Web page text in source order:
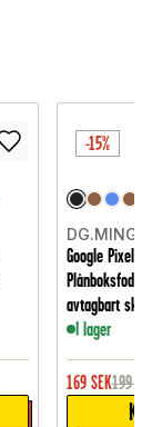
-15%
DG.MING
Google Pixel
avtagbart
I lager
169 SEK199